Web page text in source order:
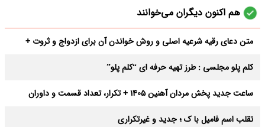
هم اکنون دیگران می‌خوانند
متن دعای رقیه شرعیه اصلی و روش خواندن آن برای ازدواج و ثروت +
کلم پلو مجلسی : طرز تهیه حرفه ای “کلم پلو”
ساعت جدید پخش مردان آهنین 1405 + تکرار، تعداد قسمت و داوران
تقلب اسم فامیل با ک ؛ جدید و غیرتکراری